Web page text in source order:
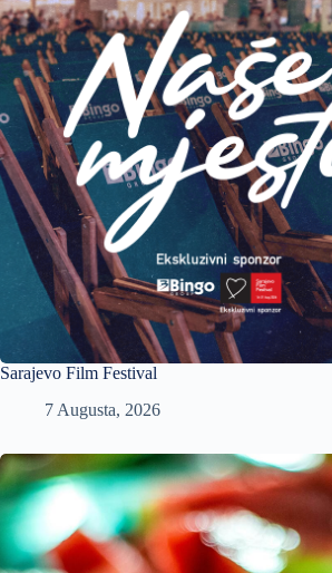
Sarajevo Film Festival
7 Augusta, 2026